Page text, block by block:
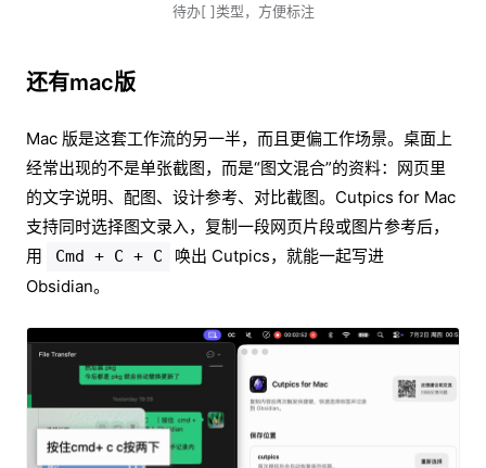
待办[ ]类型，方便标注
还有mac版
Mac 版是这套工作流的另一半，而且更偏工作场景。桌面上
经常出现的不是单张截图，而是“图文混合”的资料：网页里
的文字说明、配图、设计参考、对比截图。Cutpics for Mac
支持同时选择图文录入，复制一段网页片段或图片参考后，
用
Cmd + C + C
唤出 Cutpics，就能一起写进
Obsidian。